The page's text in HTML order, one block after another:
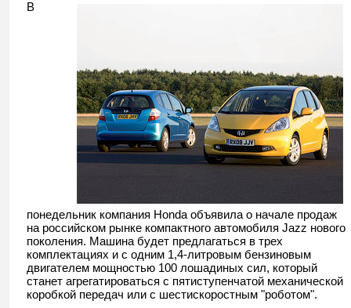
В
понедельник компания Honda объявила о начале продаж
на российском рынке компактного автомобиля Jazz нового
поколения. Машина будет предлагаться в трех
комплектациях и с одним 1,4-литровым бензиновым
двигателем мощностью 100 лошадиных сил, который
станет агрегатироваться с пятиступенчатой механической
коробкой передач или с шестискоростным "роботом".